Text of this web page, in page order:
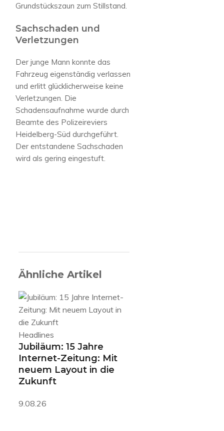
Grundstückszaun zum Stillstand.
Sachschaden und
Verletzungen
Der junge Mann konnte das
Fahrzeug eigenständig verlassen
und erlitt glücklicherweise keine
Verletzungen. Die
Schadensaufnahme wurde durch
Beamte des Polizeireviers
Heidelberg-Süd durchgeführt.
Der entstandene Sachschaden
wird als gering eingestuft.
Ähnliche Artikel
Headlines
Jubiläum: 15 Jahre
Internet-Zeitung: Mit
neuem Layout in die
Zukunft
9.08.26